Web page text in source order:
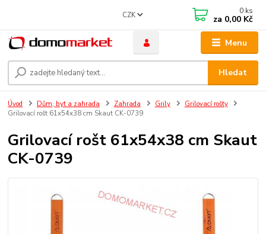
Menu
CZK
Hledat
0 ks
za 0,00 Kč
Úvod Dům, byt a zahrada Zahrada Grily
Grilovací rošty
Grilovací rošt 61x54x38 cm Skaut CK-0739
Grilovací rošt 61x54x38 cm Skaut
CK-0739